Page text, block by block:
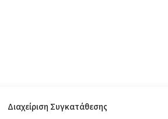
Διαχείριση Συγκατάθεσης